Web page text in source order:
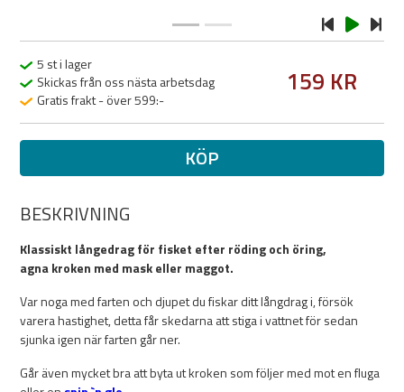
5 st i lager
Skickas från oss nästa arbetsdag
Gratis frakt - över 599:-
159 KR
KÖP
BESKRIVNING
Klassiskt långedrag för fisket efter röding och öring,
agna kroken med mask eller maggot.
Var noga med farten och djupet du fiskar ditt långdrag i, försök
varera hastighet, detta får skedarna att stiga i vattnet för sedan
sjunka igen när farten går ner.
Går även mycket bra att byta ut kroken som följer med mot en fluga